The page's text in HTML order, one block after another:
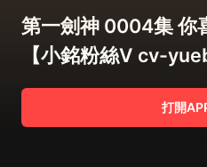
第一劍神 0004集 你
【小銘粉絲V cv-
打開